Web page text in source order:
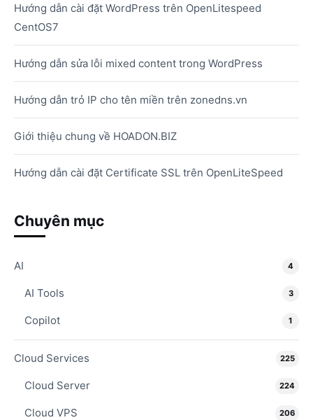
Hướng dẫn cài đặt WordPress trên OpenLitespeed
CentOS7
Hướng dẫn sửa lỗi mixed content trong WordPress
Hướng dẫn trỏ IP cho tên miền trên zonedns.vn
Giới thiệu chung về HOADON.BIZ
Hướng dẫn cài đặt Certificate SSL trên OpenLiteSpeed
Chuyên mục
AI 4
AI Tools 3
Copilot 1
Cloud Services 225
Cloud Server 224
Cloud VPS 206